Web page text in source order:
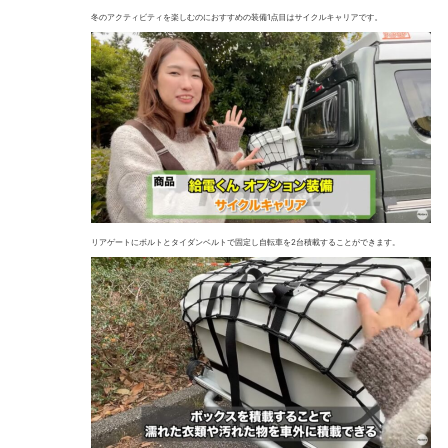
冬のアクティビティを楽しむのにおすすめの装備1点目はサイクルキャリアです。
リアゲートにボルトとタイダンベルトで固定し自転車を2台積載することができます。